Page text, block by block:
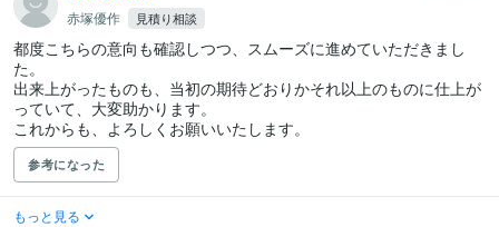
赤塚優作 見積り相談
都度こちらの意向も確認しつつ、スムーズに進めていただきまし
た。
出来上がったものも、当初の期待どおりかそれ以上のものに仕上が
っていて、大変助かります。
これからも、よろしくお願いいたします。
参考になった
もっと見る